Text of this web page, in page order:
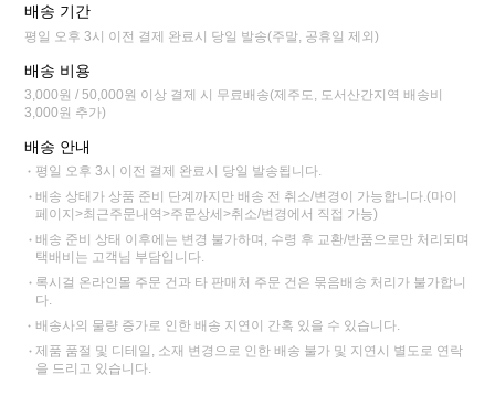
배송 기간
평일 오후 3시 이전 결제 완료시 당일 발송(주말, 공휴일 제외)
배송 비용
3,000원 / 50,000원 이상 결제 시 무료배송(제주도, 도서산간지역 배송비
3,000원 추가)
배송 안내
평일 오후 3시 이전 결제 완료시 당일 발송됩니다.
배송 상태가 상품 준비 단계까지만 배송 전 취소/변경이 가능합니다.(마이
페이지>최근주문내역>주문상세>취소/변경에서 직접 가능)
배송 준비 상태 이후에는 변경 불가하며, 수령 후 교환/반품으로만 처리되며
택배비는 고객님 부담입니다.
록시걸 온라인몰 주문 건과 타 판매처 주문 건은 묶음배송 처리가 불가합니
다.
배송사의 물량 증가로 인한 배송 지연이 간혹 있을 수 있습니다.
제품 품절 및 디테일, 소재 변경으로 인한 배송 불가 및 지연시 별도로 연락
을 드리고 있습니다.